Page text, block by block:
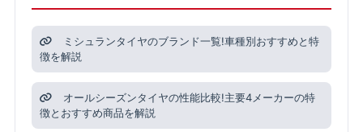
ミシュランタイヤのブランド一覧!車種別おすすめと特
徴を解説
オールシーズンタイヤの性能比較!主要4メーカーの特
徴とおすすめ商品を解説